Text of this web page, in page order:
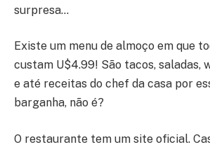
surpresa…
Existe um menu de almoço em que
custam U$4.99! São tacos, saladas,
e até receitas do chef da casa por
barganha, não é?
O restaurante tem um site oficial.